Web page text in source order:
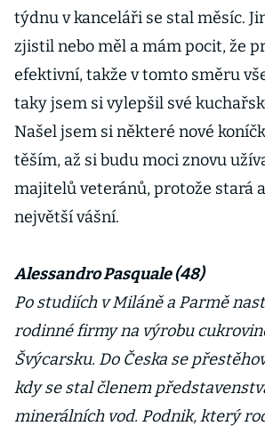
týdnu v kanceláři se stal měsíc.
zjistil nebo měl a mám pocit, že
efektivní, takže v tomto směru
taky jsem si vylepšil své
Našel jsem si některé nové
těším, až si budu moci znovu
majitelů veteránů, protože stará
největší vášní.
Alessandro Pasquale (48)
Po studiích v Miláně a Parmě
rodinné firmy na výrobu
Švýcarsku. Do Česka se
kdy se stal členem
minerálních vod. Podnik, který